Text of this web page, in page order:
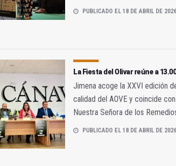
PUBLICADO EL 18 DE ABRIL DE 2026
La Fiesta del Olivar reúne a
Jimena acoge la XXVI edición
calidad del AOVE y coincide
Nuestra Señora de los
PUBLICADO EL 18 DE ABRIL DE 2026